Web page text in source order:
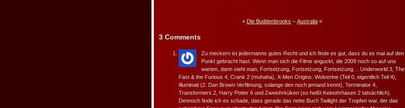
« Die Buddenbrooks – Australia »
3 Comments
Zu meckern ist jedermanns gutes Recht und ich finde es gut, dass du es mal auf den
Punkt gebracht hast. Wenn man sich die Filme anguckt, die 2009 noch so auf uns
warten, dann sieht man, Fortsetzung, Fortsetzung, Fortsetzung… Underworld 3, The
Fast & the Furious 4, Crank 2 (muhaha), X-Men Origins: Wolverine (Teil 0, eigentlich Teil 4),
Illuminati (2. Dan Brown-Verfilmung, solange den noch jemand kennt), Terminator 4,
Transformers 2, Harry Potter 6 und Zweiohrküken (so heißt Keinohrhasen 2 tatsächlich).
Dennoch finde ich es schade, dass gerade das nette Buch Twilight der Tropfen war, der das